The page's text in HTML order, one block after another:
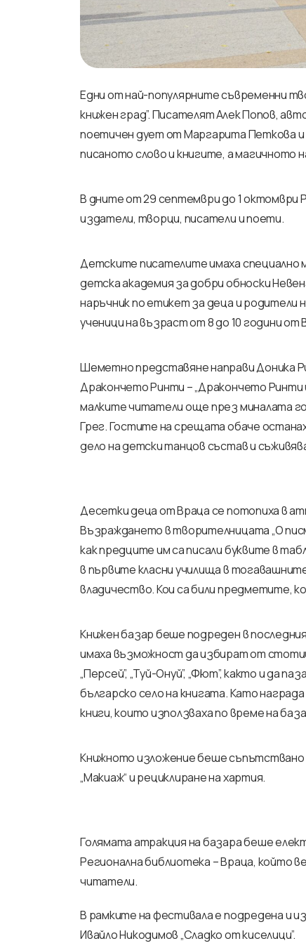
Едни от най-популярните съвременни
книжен град”. Писателят Алек Попов,
поетичен дует от Маргарита Петкова и
писаното слово и книгите, а магичното
В дните от 29 септември до 1 октомври
издатели, творци, писатели и поети.
Детските писателите имаха специално
детска академия за добри обноски
наръчник по етикет за деца и родители
ученици на възраст от 8 до 10 години от
Шеметно представяне направи Доника
Дракончето Ринти – „Дракончето Ринти
малките читатели още през миналата
Грег. Гостите на срещата обаче
дело на детски танцов състав и
Десетки деца от Враца се потопиха в
Възраждането в творителницата „О
как предците им са писали буквите в
в първите класни училища в
владичество. Кои са били предметите,
Книжен базар беше подреден в
имаха възможност да избират от
„Персей”, „Туй-Онуй”, „Фют”, както и да
българско село на книгата. Като
книги, които използваха по време на
Книжното изложение беше съпътствано
„Макиаж“ и рециклиране на хартия.
Голямата атракция на базара беше
Регионална библиотека – Враца, който
читатели.
В рамките на фестивала е подредена и
Ивайло Никодимов „Сладко от киселици”.